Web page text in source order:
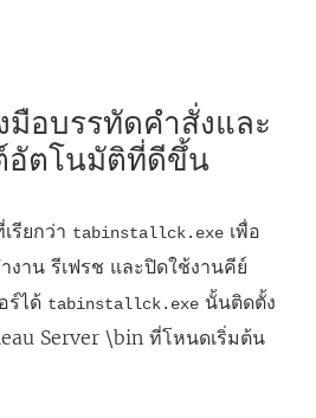
ะ
เ
ด
ใ
น
ห
มือบรรทัดคำสั่งและ
อัตโนมัติที่ดีขึ้น
รียกว่า tabinstallck.exe เพื่อ
งาน รีเฟรช และปิดใช้งานคีย์
ร์ได้ tabinstallck.exe นั้นติดตั้ง
Server \bin ที่โหนดเริ่มต้น